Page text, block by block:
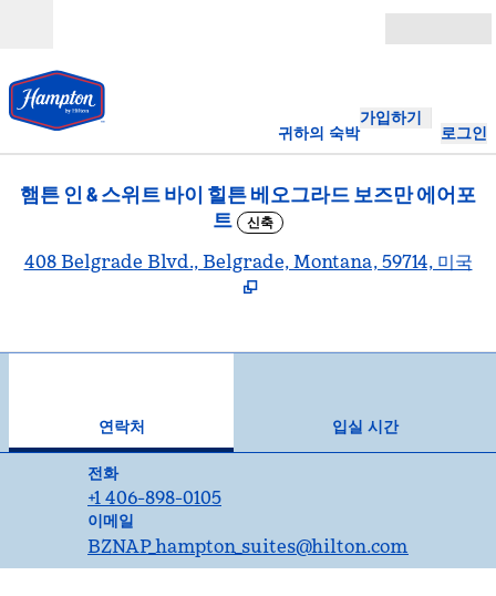
귀하의 숙박
가입하기
로그인
햄튼 인 & 스위트 바이 힐튼 베오그라드 보즈만 에어포
트
신축
408 Belgrade Blvd., Belgrade, Montana, 59714, 미국
연락처
입실 시간
전화
전화
+1 406-898-0105
이메일
이메일
BZNAP_hampton_suites@hilton.com